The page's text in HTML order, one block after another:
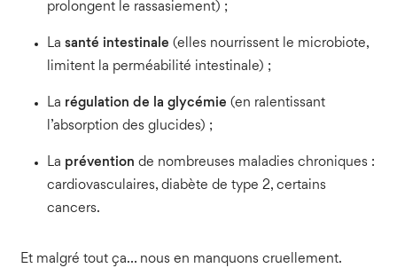
prolongent le rassasiement) ;
La santé intestinale (elles nourrissent le microbiote,
limitent la perméabilité intestinale) ;
La régulation de la glycémie (en ralentissant
l’absorption des glucides) ;
La prévention de nombreuses maladies chroniques :
cardiovasculaires, diabète de type 2, certains
cancers.
Et malgré tout ça… nous en manquons cruellement.